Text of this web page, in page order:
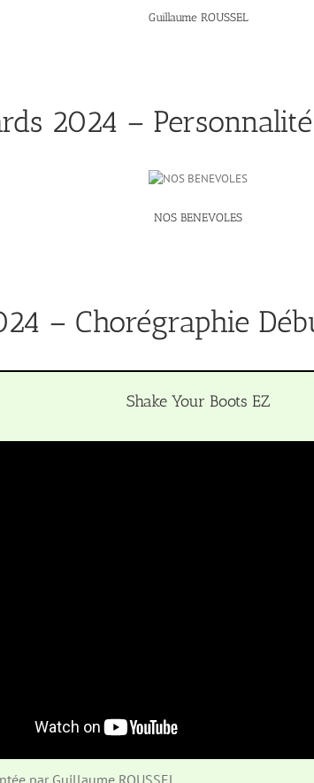
Guillaume ROUSSEL
2024 – Personnalité
NOS BENEVOLES
– Chorégraphie
Shake Your Boots EZ